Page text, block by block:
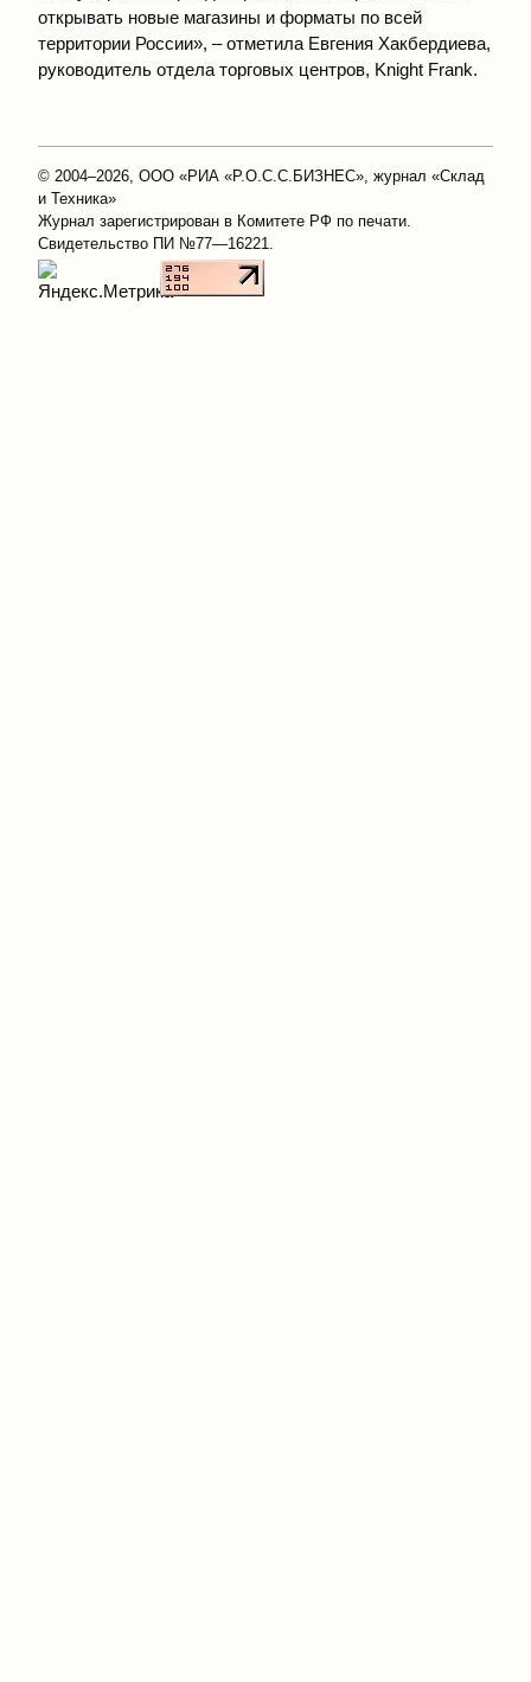
открывать новые магазины и форматы по всей
территории России», – отметила Евгения Хакбердиева,
руководитель отдела торговых центров, Knight Frank.
© 2004–2026, ООО «РИА «Р.О.С.С.БИЗНЕС», журнал «Склад
и Техника»
Журнал зарегистрирован в Комитете РФ по печати.
Свидетельство ПИ №77—16221.